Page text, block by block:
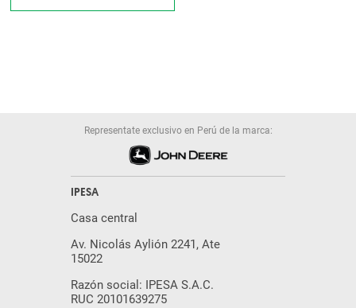
Representate exclusivo en Perú de la marca:
IPESA
Casa central
Av. Nicolás Aylión 2241, Ate
15022
Razón social: IPESA S.A.C.
RUC 20101639275